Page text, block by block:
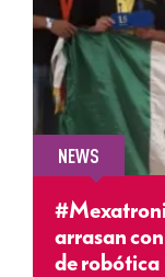
NEWS
arrasan
de robótica